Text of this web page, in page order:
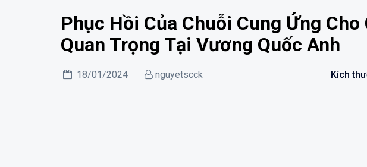
Phục Hồi Của Chuỗi Cung Ứng Cho
Quan Trọng Tại Vương Quốc Anh
18/01/2024 nguyetscck Kích